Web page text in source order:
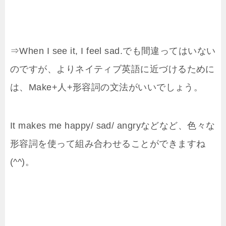
⇒When I see it, I feel sad.でも間違ってはいない
のですが、よりネイティブ英語に近づけるために
は、Make+人+形容詞の文法がいいでしょう。
It makes me happy/ sad/ angryなどなど、色々な
形容詞を使って組み合わせることができますね
(^^)。